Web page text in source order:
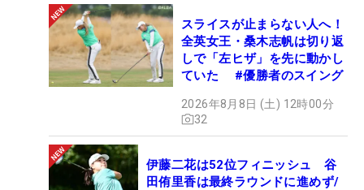
スライスが止まらない人へ！
全英女王・桑木志帆は切り返
しで「左ヒザ」を先に動かし
ていた #優勝者のスイング
2026年8月8日 (土) 12時00分
32
伊藤二花は52位フィニッシュ 谷
田侑里香は最終ラウンドに進めず/